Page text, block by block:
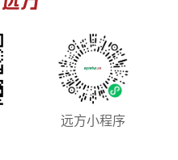
远方小程序